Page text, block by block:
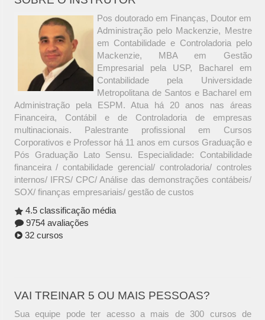
Pos doutorado em Finanças, Doutor em
Administração pelo Mackenzie, Mestre
em Contabilidade e Controladoria pelo
Mackenzie, MBA em Gestão
Empresarial pela USP, Bacharel em
Contabilidade pela Universidade
Metropolitana de Santos e Bacharel em
Administração pela ESPM. Atua há 20 anos nas áreas
Financeira, Contábil e de Controladoria de empresas
multinacionais. Palestrante profissional em Cursos
Corporativos e Professor há 11 anos em cursos Graduação e
Pós Graduação Lato Sensu. Especialidade: Contabilidade
financeira / contabilidade gerencial/ controladoria/ controles
internos/ IFRS/ CPC/ Análise das demonstrações contábeis/
SOX/ finanças empresariais/ gestão de custos
4.5 classificação média
9754 avaliações
32 cursos
VAI TREINAR 5 OU MAIS PESSOAS?
Sua equipe pode ter acesso a mais de 300 cursos de